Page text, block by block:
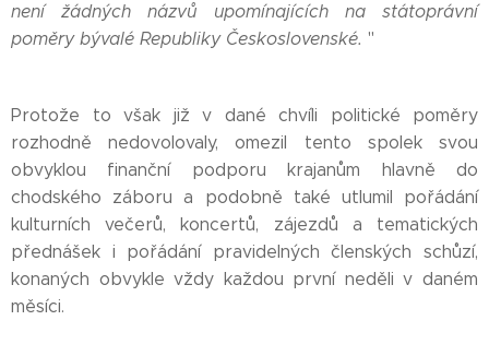
není žádných názvů upomínajících na státoprávní
poměry bývalé Republiky Československé. ''
Protože to však již v dané chvíli politické poměry
rozhodně nedovolovaly, omezil tento spolek svou
obvyklou finanční podporu krajanům hlavně do
chodského záboru a podobně také utlumil pořádání
kulturních večerů, koncertů, zájezdů a tematických
přednášek i pořádání pravidelných členských schůzí,
konaných obvykle vždy každou první neděli v daném
měsíci.